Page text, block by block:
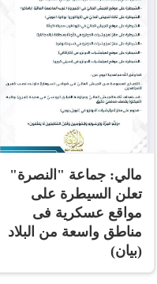
مالي: جماعة "النصرة"
تعلن السيطرة على
مواقع عسكرية فى
مناطق واسعة من البلاد
(بيان)